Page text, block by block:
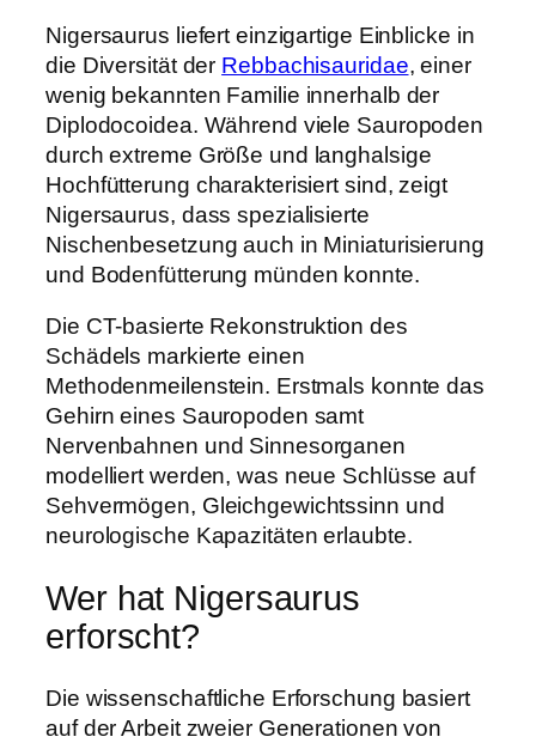
Nigersaurus liefert einzigartige Einblicke in
die Diversität der Rebbachisauridae, einer
wenig bekannten Familie innerhalb der
Diplodocoidea. Während viele Sauropoden
durch extreme Größe und langhalsige
Hochfütterung charakterisiert sind, zeigt
Nigersaurus, dass spezialisierte
Nischenbesetzung auch in Miniaturisierung
und Bodenfütterung münden konnte.
Die CT-basierte Rekonstruktion des
Schädels markierte einen
Methodenmeilenstein. Erstmals konnte das
Gehirn eines Sauropoden samt
Nervenbahnen und Sinnesorganen
modelliert werden, was neue Schlüsse auf
Sehvermögen, Gleichgewichtssinn und
neurologische Kapazitäten erlaubte.
Wer hat Nigersaurus
erforscht?
Die wissenschaftliche Erforschung basiert
auf der Arbeit zweier Generationen von